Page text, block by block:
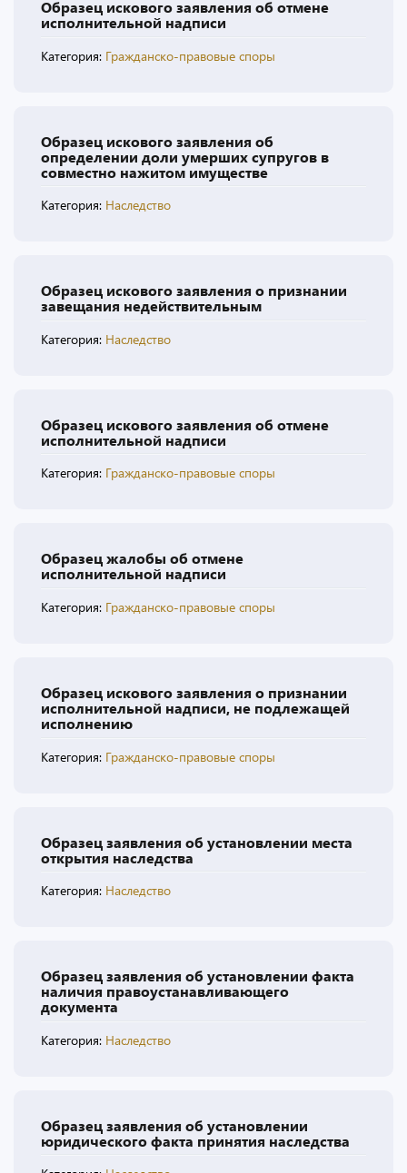
Образец искового заявления об отмене
исполнительной надписи
Категория: Гражданско-правовые споры
Образец искового заявления об
определении доли умерших супругов в
совместно нажитом имуществе
Категория: Наследство
Образец искового заявления о признании
завещания недействительным
Категория: Наследство
Образец искового заявления об отмене
исполнительной надписи
Категория: Гражданско-правовые споры
Образец жалобы об отмене
исполнительной надписи
Категория: Гражданско-правовые споры
Образец искового заявления о признании
исполнительной надписи, не подлежащей
исполнению
Категория: Гражданско-правовые споры
Образец заявления об установлении места
открытия наследства
Категория: Наследство
Образец заявления об установлении факта
наличия правоустанавливающего
документа
Категория: Наследство
Образец заявления об установлении
юридического факта принятия наследства